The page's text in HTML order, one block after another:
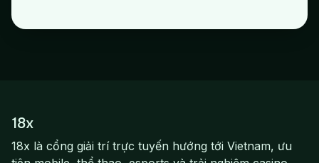
18x
18x là cổng giải trí trực tuyến hướng tới Vietnam, ưu